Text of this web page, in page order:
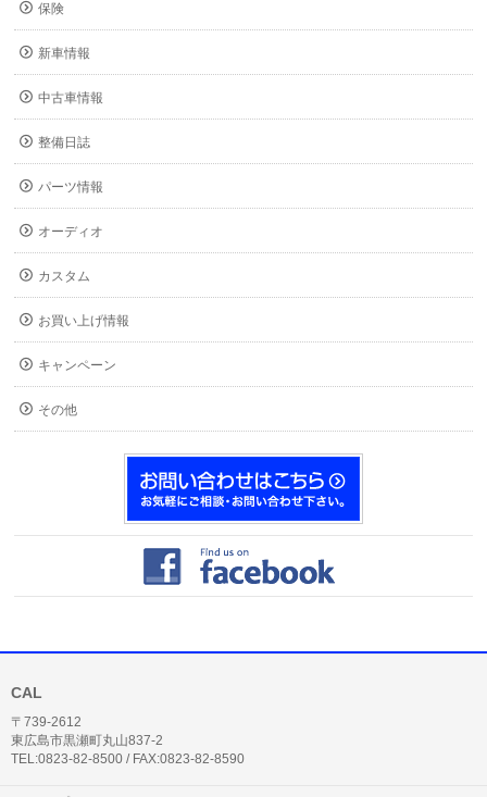
保険
新車情報
中古車情報
整備日誌
パーツ情報
オーディオ
カスタム
お買い上げ情報
キャンペーン
その他
CAL
〒739-2612
東広島市黒瀬町丸山837-2
TEL:0823-82-8500 / FAX:0823-82-8590